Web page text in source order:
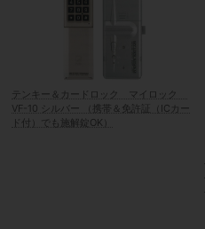
テンキー＆カードロック マイロック
VF-10 シルバー （携帯＆免許証（ICカー
ド付）でも施解錠OK）